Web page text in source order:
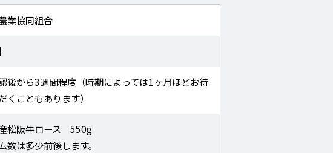
業協同組合
後から3週間程度（時期によっては1ヶ月ほどお待
くこともあります）
松阪牛ロース 550g
数は多少前後します。